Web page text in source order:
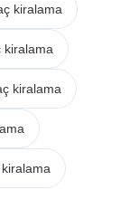
kiralama
kiralama
kiralama